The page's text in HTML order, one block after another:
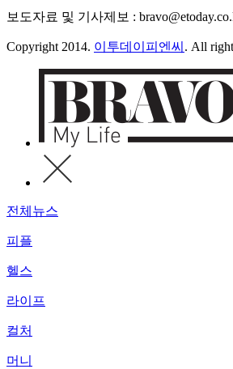
보도자료 및 기사제보 :
Copyright 2014. 이투데이피엔씨 . All
전체뉴스
피플
헬스
라이프
컬처
머니